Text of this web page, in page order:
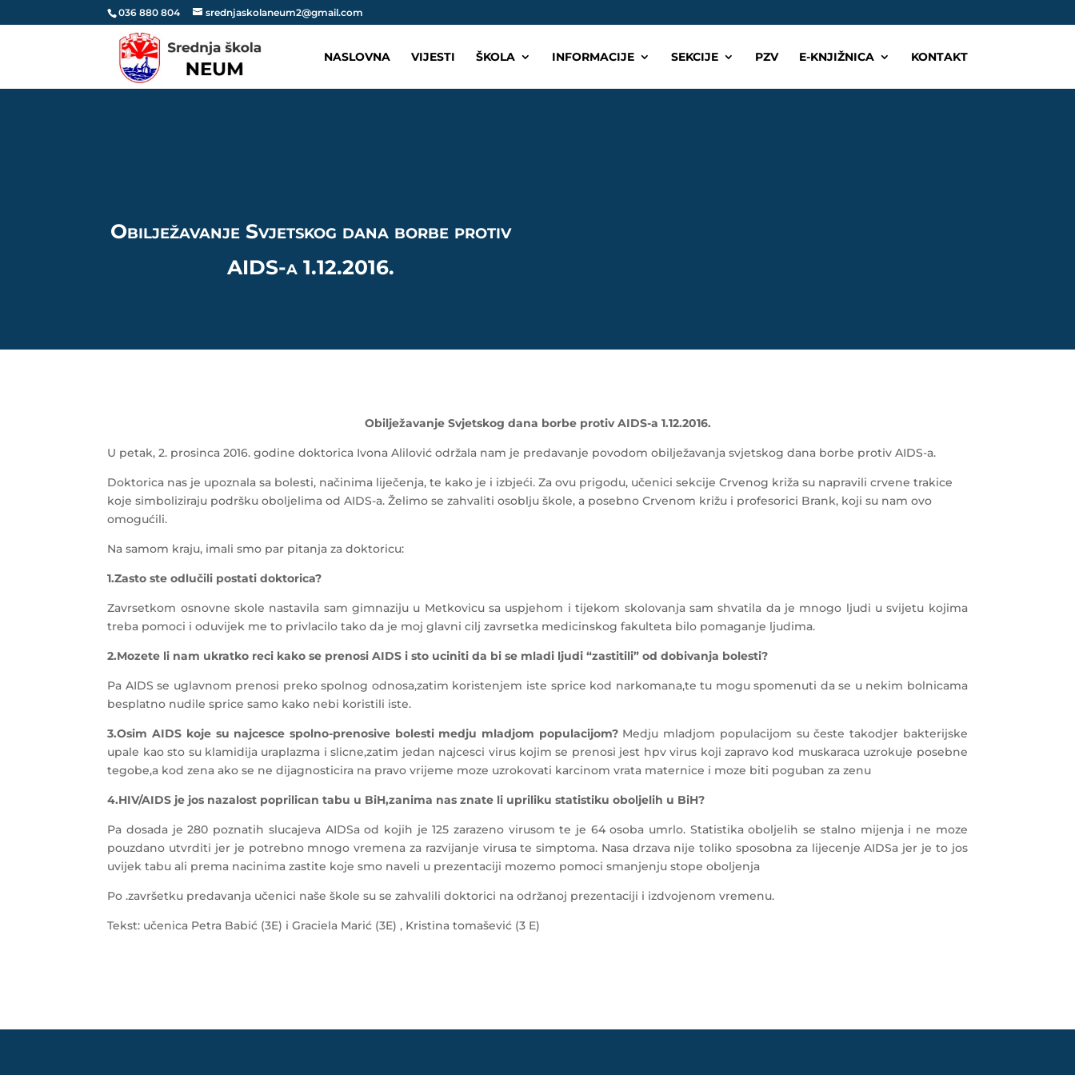
036 880 804 srednjaskolaneum2@gmail.com
NASLOVNA VIJESTI ŠKOLA INFORMACIJE SEKCIJE PZV E-KNJIŽNICA KONTAKT
Obilježavanje Svjetskog dana borbe protiv
AIDS-a 1.12.2016.
Obilježavanje Svjetskog dana borbe protiv AIDS-a 1.12.2016.
U petak, 2. prosinca 2016. godine doktorica Ivona Alilović održala nam je predavanje povodom obilježavanja svjetskog dana borbe protiv AIDS-a.
Doktorica nas je upoznala sa bolesti, načinima liječenja, te kako je i izbjeći. Za ovu prigodu, učenici sekcije Crvenog križa su napravili crvene trakice
koje simboliziraju podršku oboljelima od AIDS-a. Želimo se zahvaliti osoblju škole, a posebno Crvenom križu i profesorici Brank, koji su nam ovo
omogućili.
Na samom kraju, imali smo par pitanja za doktoricu:
1.Zasto ste odlučili postati doktorica?
Zavrsetkom osnovne skole nastavila sam gimnaziju u Metkovicu sa uspjehom i tijekom skolovanja sam shvatila da je mnogo ljudi u svijetu kojima
treba pomoci i oduvijek me to privlacilo tako da je moj glavni cilj zavrsetka medicinskog fakulteta bilo pomaganje ljudima.
2.Mozete li nam ukratko reci kako se prenosi AIDS i sto uciniti da bi se mladi ljudi “zastitili” od dobivanja bolesti?
Pa AIDS se uglavnom prenosi preko spolnog odnosa,zatim koristenjem iste sprice kod narkomana,te tu mogu spomenuti da se u nekim bolnicama
besplatno nudile sprice samo kako nebi koristili iste.
3.Osim AIDS koje su najcesce spolno-prenosive bolesti medju mladjom populacijom?Medju mladjom populacijom su česte takodjer bakterijske
upale kao sto su klamidija uraplazma i slicne,zatim jedan najcesci virus kojim se prenosi jest hpv virus koji zapravo kod muskaraca uzrokuje posebne
tegobe,a kod zena ako se ne dijagnosticira na pravo vrijeme moze uzrokovati karcinom vrata maternice i moze biti poguban za zenu
4.HIV/AIDS je jos nazalost poprilican tabu u BiH,zanima nas znate li upriliku statistiku oboljelih u BiH?
Pa dosada je 280 poznatih slucajeva AIDSa od kojih je 125 zarazeno virusom te je 64 osoba umrlo. Statistika oboljelih se stalno mijenja i ne moze
pouzdano utvrditi jer je potrebno mnogo vremena za razvijanje virusa te simptoma. Nasa drzava nije toliko sposobna za lijecenje AIDSa jer je to jos
uvijek tabu ali prema nacinima zastite koje smo naveli u prezentaciji mozemo pomoci smanjenju stope oboljenja
Po .završetku predavanja učenici naše škole su se zahvalili doktorici na održanoj prezentaciji i izdvojenom vremenu.
Tekst: učenica Petra Babić (3E) i Graciela Marić (3E) , Kristina tomašević (3 E)